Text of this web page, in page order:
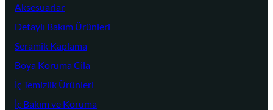
Aksesuarlar
Detaylı Bakım Ürünleri
Seramik Kaplama
Boya Koruma Cila
İç Temizlik Ürünleri
İç Bakım ve Koruma